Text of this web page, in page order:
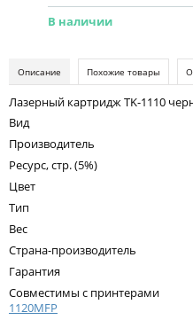
Kodak
Kyocera
Lexmark
OKI
Panasonic
Sharp
Toshiba
В наличии
Описание Похожие товары
Лазерный картридж TK-1110
Вид
Производитель
Ресурс, стр. (5%)
Цвет
Тип
Вес
Страна-производитель
Гарантия
Совместимы с принтерами
1120MFP